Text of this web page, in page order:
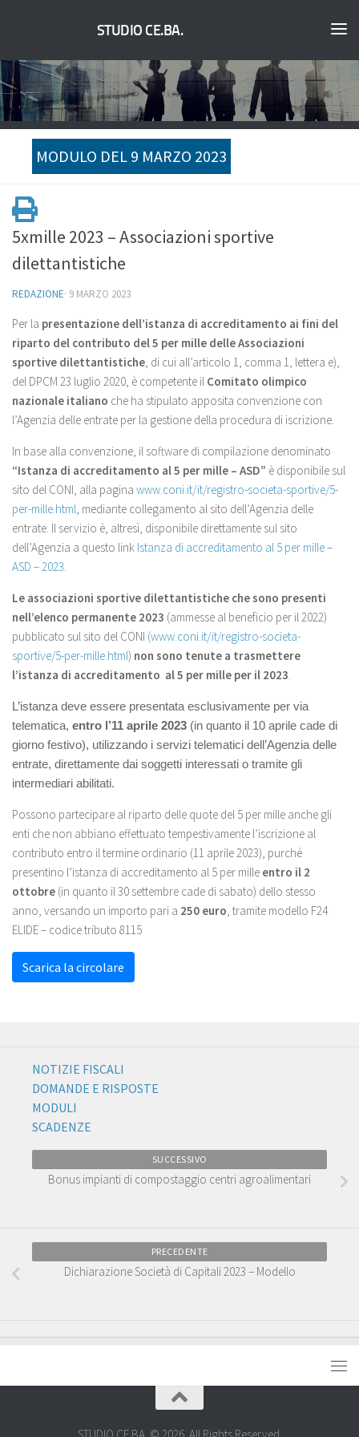
STUDIO CE.BA.
MODULO DEL 9 MARZO 2023
5xmille 2023 – Associazioni sportive
dilettantistiche
REDAZIONE· 9 MARZO 2023
Per la presentazione dell’istanza di accreditamento ai fini del
riparto del contributo del 5 per mille delle Associazioni
sportive dilettantistiche, di cui all’articolo 1, comma 1, lettera e),
del DPCM 23 luglio 2020, è competente il Comitato olimpico
nazionale italiano che ha stipulato apposita convenzione con
l’Agenzia delle entrate per la gestione della procedura di iscrizione.
In base alla convenzione, il software di compilazione denominato
“Istanza di accreditamento al 5 per mille – ASD” è disponibile sul
sito del CONI, alla pagina www.coni.it/it/registro-societa-sportive/5-
per-mille.html, mediante collegamento al sito dell’Agenzia delle
entrate. Il servizio è, altresì, disponibile direttamente sul sito
dell’Agenzia a questo link Istanza di accreditamento al 5 per mille –
ASD – 2023.
Le associazioni sportive dilettantistiche che sono presenti
nell’elenco permanente 2023 (ammesse al beneficio per il 2022)
pubblicato sul sito del CONI (www.coni.it/it/registro-societa-
sportive/5-per-mille.html) non sono tenute a trasmettere
l’istanza di accreditamento al 5 per mille per il 2023.
L’istanza deve essere presentata esclusivamente per via
telematica, entro l’11 aprile 2023 (in quanto il 10 aprile cade di
giorno festivo), utilizzando i servizi telematici dell’Agenzia delle
entrate, direttamente dai soggetti interessati o tramite gli
intermediari abilitati.
Possono partecipare al riparto delle quote del 5 per mille anche gli
enti che non abbiano effettuato tempestivamente l’iscrizione al
contributo entro il termine ordinario (11 aprile 2023), purché
presentino l’istanza di accreditamento al 5 per mille entro il 2
ottobre (in quanto il 30 settembre cade di sabato) dello stesso
anno, versando un importo pari a 250 euro, tramite modello F24
ELIDE – codice tributo 8115
Scarica la circolare
NOTIZIE FISCALI
DOMANDE E RISPOSTE
MODULI
SCADENZE
SUCCESSIVO
Bonus impianti di compostaggio centri agroalimentari
PRECEDENTE
Dichiarazione Società di Capitali 2023 – Modello